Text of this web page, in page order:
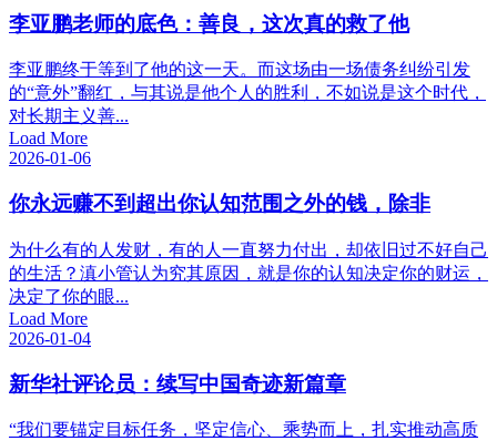
李亚鹏老师的底色：善良，这次真的救了他
李亚鹏终于等到了他的这一天。而这场由一场债务纠纷引发
的“意外”翻红，与其说是他个人的胜利，不如说是这个时代，
对长期主义善...
Load More
2026-01-06
你永远赚不到超出你认知范围之外的钱，除非
为什么有的人发财，有的人一直努力付出，却依旧过不好自己
的生活？滇小管认为究其原因，就是你的认知决定你的财运，
决定了你的眼...
Load More
2026-01-04
新华社评论员：续写中国奇迹新篇章
“我们要锚定目标任务，坚定信心、乘势而上，扎实推动高质